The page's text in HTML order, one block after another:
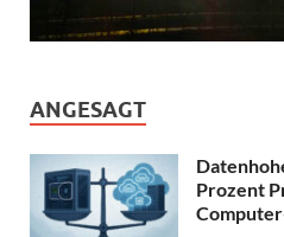
ANGESAGT
Prozent